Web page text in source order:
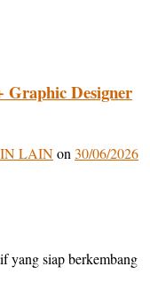
Graphic Designer
LAINon30/06/2026
yang siap berkembang